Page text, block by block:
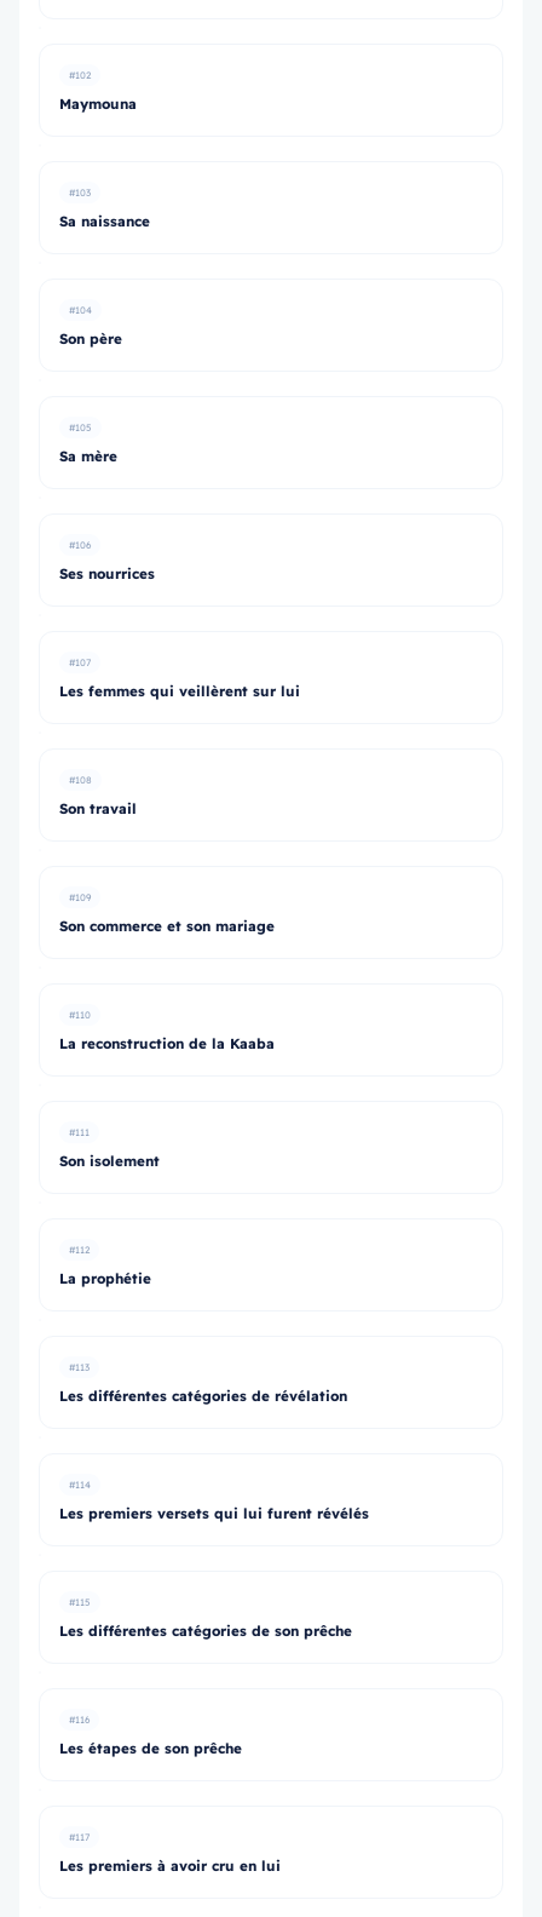
#102
Maymouna
#103
Sa naissance
#104
Son père
#105
Sa mère
#106
Ses nourrices
#107
Les femmes qui veillèrent sur lui
#108
Son travail
#109
Son commerce et son mariage
#110
La reconstruction de la Kaaba
#111
Son isolement
#112
La prophétie
#113
Les différentes catégories de révélation
#114
Les premiers versets qui lui furent révélés
#115
Les différentes catégories de son prêche
#116
Les étapes de son prêche
#117
Les premiers à avoir cru en lui